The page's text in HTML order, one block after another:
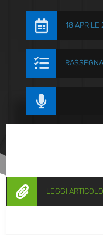
 18 APRILE


 LEGGI